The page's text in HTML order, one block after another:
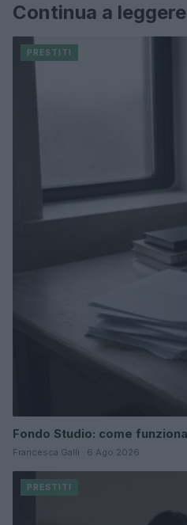
Continua a leggere
PRESTITI
Fondo Studio: come
Francesca Galli · 6 Ago 2026
PRESTITI